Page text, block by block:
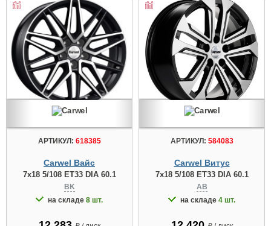
АРТИКУЛ: 618385
Carwel Вайс
7x18 5/108 ET33 DIA 60.1
BK
на складе 8 шт.
АРТИКУЛ: 584083
Carwel Витус
7x18 5/108 ET33 DIA 60.1
AB
на складе 4 шт.